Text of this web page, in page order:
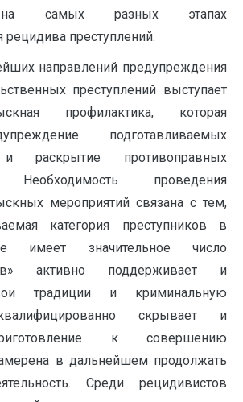
на самых разных этапах
преступлений.
направлений предупреждения
преступлений выступает
профилактика, которая
подготавливаемых
и раскрытие противоправных
Необходимость проведения
мероприятий связана с тем,
категория преступников в
имеет значительное число
активно поддерживает и
традиции и криминальную
скрывает и
к совершению
в дальнейшем продолжать
Среди рецидивистов